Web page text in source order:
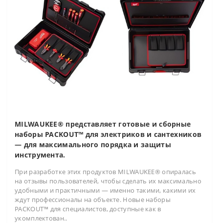
MILWAUKEE® представляет готовые и сборные
наборы PACKOUT™ для электриков и сантехников
— для максимального порядка и защиты
инструмента.
При разработке этих продуктов MILWAUKEE® опиралась
на отзывы пользователей, чтобы сделать их максимально
удобными и практичными — именно такими, какими их
ждут профессионалы на объекте. Новые наборы
PACKOUT™ для специалистов, доступные как в
укомплектован..